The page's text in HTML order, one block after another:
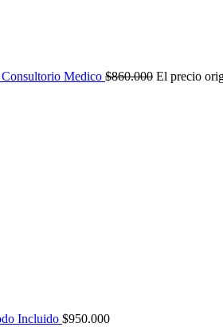
Medico $860.000 El precio
Incluido $950.000